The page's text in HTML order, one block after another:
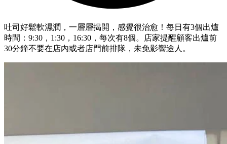
吐司好鬆軟濕潤，一層層揭開，感覺很治愈！每日有3個出爐
時間：9:30，1:30，16:30，每次有8個。店家提醒顧客出爐前
30分鐘不要在店內或者店門前排隊，未免影響途人。